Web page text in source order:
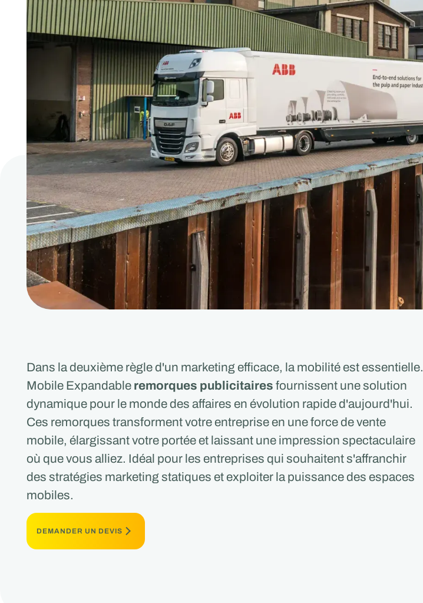
Dans la deuxième règle d'un marketing efficace, la mobilité est essentielle.
Mobile Expandable remorques publicitaires fournissent une solution
dynamique pour le monde des affaires en évolution rapide d'aujourd'hui.
Ces remorques transforment votre entreprise en une force de vente
mobile, élargissant votre portée et laissant une impression spectaculaire
où que vous alliez. Idéal pour les entreprises qui souhaitent s'affranchir
des stratégies marketing statiques et exploiter la puissance des espaces
mobiles.
DEMANDER UN DEVIS